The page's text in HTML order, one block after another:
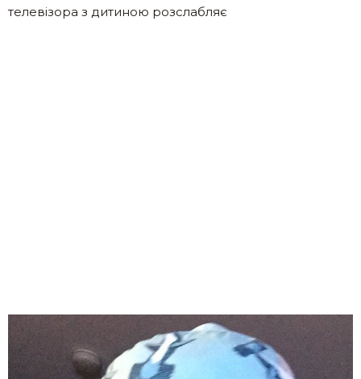
телевізора з дитиною розслабляє